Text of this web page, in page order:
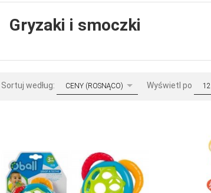
Gryzaki i smoczki
Sortuj według: sortCENY (ROSNĄCO) Wyświetl po pop12